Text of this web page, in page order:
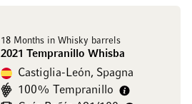
18 Months in Whisky barrels
2021 Tempranillo Whisba
Castiglia-León, Spagna
100% Tempranillo